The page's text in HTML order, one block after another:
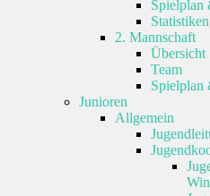
Spielplan
Statistiken
2. Mannschaft
Übersicht
Team
Spielplan
Junioren
Allgemein